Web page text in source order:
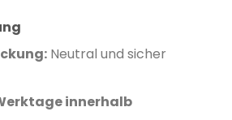
Neutral und sicher
innerhalb